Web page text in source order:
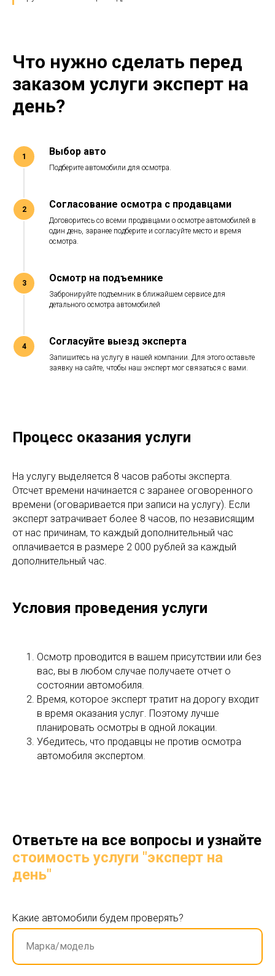
Что нужно сделать перед
заказом услуги эксперт на
день?
Выбор авто
Подберите автомобили для осмотра.
Согласование осмотра с продавцами
Договоритесь со всеми продавцами о осмотре автомобилей в
один день, заранее подберите и согласуйте место и время
осмотра.
Осмотр на подъемнике
Забронируйте подъемник в ближайшем сервисе для
детального осмотра автомобилей
Согласуйте выезд эксперта
Запишитесь на услугу в нашей компании. Для этого оставьте
заявку на сайте, чтобы наш эксперт мог связаться с вами.
Процесс оказания услуги
На услугу выделяется 8 часов работы эксперта.
Отсчет времени начинается с заранее оговоренного
времени (оговаривается при записи на услугу). Если
эксперт затрачивает более 8 часов, по независящим
от нас причинам, то каждый дополнительный час
оплачивается в размере 2 000 рублей за каждый
дополнительный час.
Условия проведения услуги
Осмотр проводится в вашем присутствии или без
вас, вы в любом случае получаете отчет о
состоянии автомобиля.
Время, которое эксперт тратит на дорогу входит
в время оказания услуг. Поэтому лучше
планировать осмотры в одной локации.
Убедитесь, что продавцы не против осмотра
автомобиля экспертом.
Ответьте на все вопросы и узнайте
стоимость услуги "эксперт на
день"
Какие автомобили будем проверять?